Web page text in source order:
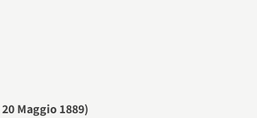
Maggio 1889)